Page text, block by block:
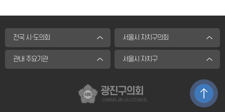
전국 시·도의회 서울시 자치구의회
관내 주요기관 서울시 자치구
광진구의회
GWANG JIN-GU COUNCIL